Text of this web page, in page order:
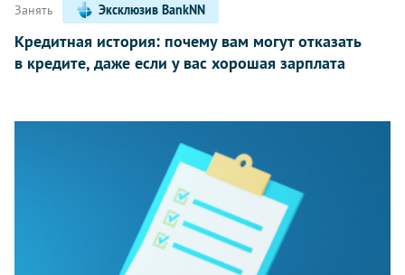
Занять Эксклюзив BankNN
Кредитная история: почему вам могут отказать
в кредите, даже если у вас хорошая зарплата